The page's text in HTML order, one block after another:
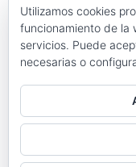
Raúl de la
Utilizamos cookies
funcionamiento de la
servicios. Puede
necesarias o